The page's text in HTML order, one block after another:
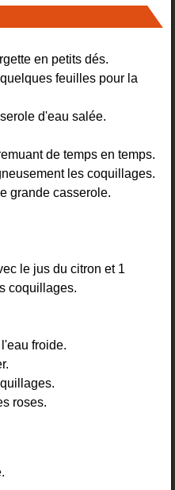
en petits dés.
feuilles pour la
d'eau salée.
de temps en temps.
les coquillages.
grande casserole.
le jus du citron et 1
coquillages.
froide.
roses.